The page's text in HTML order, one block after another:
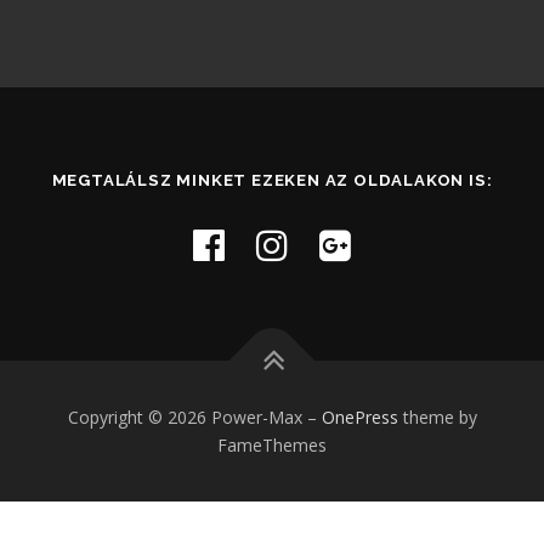
MEGTALÁLSZ MINKET EZEKEN AZ OLDALAKON IS:
Copyright © 2026 Power-Max – OnePress theme by
FameThemes